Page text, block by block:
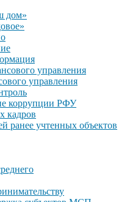
дом»
управления
управления
коррупции РФУ
кадров
ранее учтенных объектов